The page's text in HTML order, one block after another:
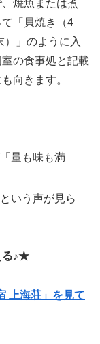
焼魚または煮
「貝焼き（4
）」のように入
の食事処と記載
向きます。
量も味も満
いう声が見ら
る♪★
上海荘」を見て